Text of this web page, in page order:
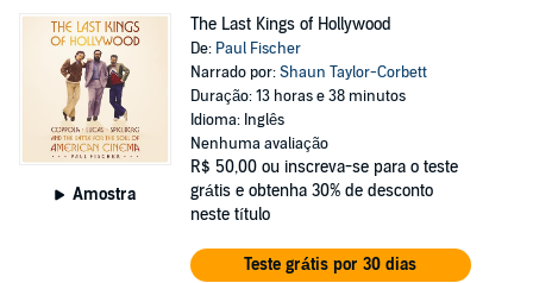
Amostra
The Last Kings of Hollywood
De: Paul Fischer
Narrado por:Shaun Taylor-Corbett
Duração: 13 horas e 38 minutos
Idioma: Inglês
Nenhuma avaliação
R$ 50,00 ou inscreva-se para o teste
grátis e obtenha 30% de desconto
neste título
Teste grátis por 30 dias